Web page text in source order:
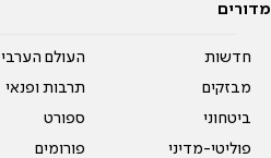
מדורים
חדשות
מבזקים
ביטחוני
פוליטי-מדיני
העולם הערבי
תרבות ופנאי
ספורט
פורומים